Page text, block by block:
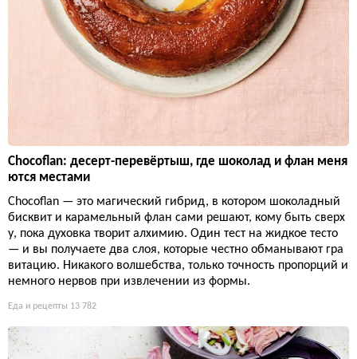
Chocoflan: десерт-перевёртыш, где шоколад и флан меня
ются местами
Chocoflan — это магический гибрид, в котором шоколадный
бисквит и карамельный флан сами решают, кому быть сверх
у, пока духовка творит алхимию. Один тест на жидкое тесто
— и вы получаете два слоя, которые честно обманывают гра
витацию. Никакого волшебства, только точность пропорций и
немного нервов при извлечении из формы.
Еда и рецепты 13 782